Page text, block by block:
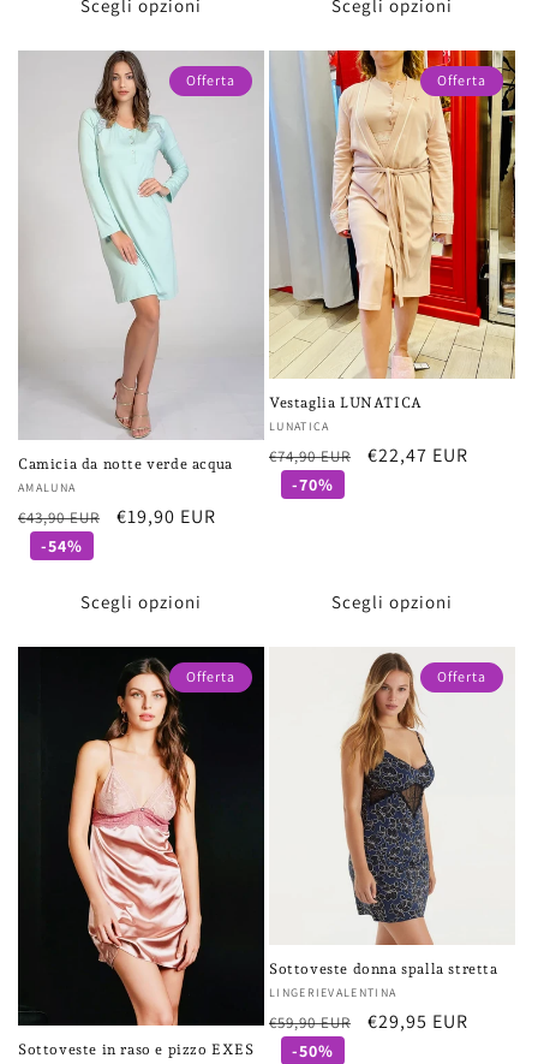
Scegli opzioni Scegli opzioni
Offerta
Camicia da notte verde acqua
Fornitore:
AMALUNA
Prezzo
€43,90 EUR
Prezzo
€19,90 EUR
-54%
Scegli opzioni
Offerta
Vestaglia LUNATICA
Fornitore:
LUNATICA
Prezzo
€74,90 EUR
Prezzo
€22,47 EUR
-70%
Scegli opzioni
Offerta
Sottoveste in raso e pizzo EXES
Offerta
Sottoveste donna spalla stretta
Fornitore:
LINGERIEVALENTINA
Prezzo
€59,90 EUR
Prezzo
€29,95 EUR
-50%